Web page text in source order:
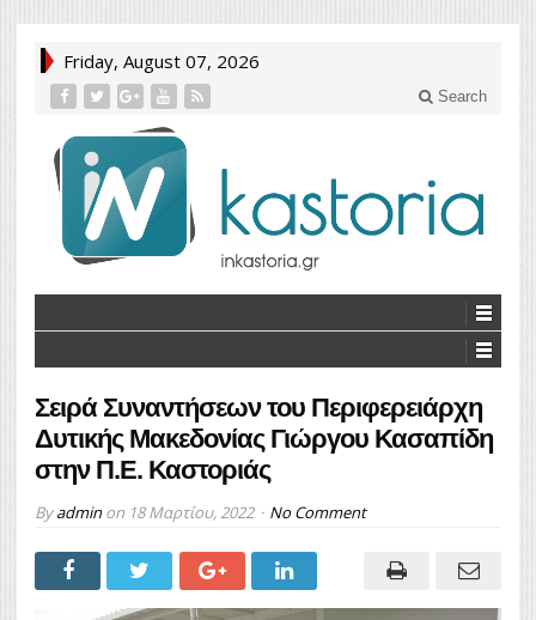
Friday, August 07, 2026
Search
Σειρά Συναντήσεων του Περιφερειάρχη
Δυτικής Μακεδονίας Γιώργου Κασαπίδη
στην Π.Ε. Καστοριάς
Byadminon 18 Μαρτίου, 2022 No Comment